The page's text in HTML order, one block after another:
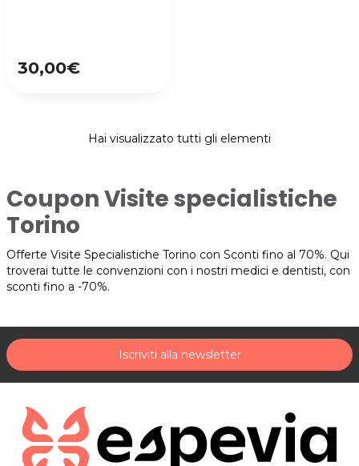
30,00€
Hai visualizzato tutti gli elementi
Coupon Visite specialistiche
Torino
Offerte Visite Specialistiche Torino con Sconti fino al 70%. Qui
troverai tutte le convenzioni con i nostri medici e dentisti, con
sconti fino a -70%.
Iscriviti alla newsletter